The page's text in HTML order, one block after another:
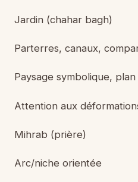
Jardin (chahar bagh)
Parterres, canaux,
Paysage symbolique,
Attention aux
Mihrab (prière)
Arc/niche orientée